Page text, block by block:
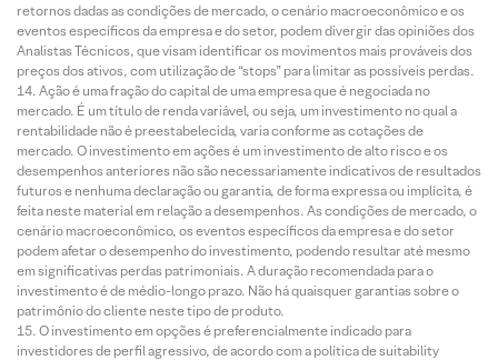
retornos dadas as condições de mercado, o cenário macroeconômico e os
eventos específicos da empresa e do setor, podem divergir das opiniões dos
Analistas Técnicos, que visam identificar os movimentos mais prováveis dos
preços dos ativos, com utilização de “stops” para limitar as possíveis perdas.
Ação é uma fração do capital de uma empresa que é negociada no
mercado. É um título de renda variável, ou seja, um investimento no qual a
rentabilidade não é preestabelecida, varia conforme as cotações de
mercado. O investimento em ações é um investimento de alto risco e os
desempenhos anteriores não são necessariamente indicativos de resultados
futuros e nenhuma declaração ou garantia, de forma expressa ou implícita, é
feita neste material em relação a desempenhos. As condições de mercado, o
cenário macroeconômico, os eventos específicos da empresa e do setor
podem afetar o desempenho do investimento, podendo resultar até mesmo
em significativas perdas patrimoniais. A duração recomendada para o
investimento é de médio-longo prazo. Não há quaisquer garantias sobre o
patrimônio do cliente neste tipo de produto.
O investimento em opções é preferencialmente indicado para
investidores de perfil agressivo, de acordo com a política de suitability